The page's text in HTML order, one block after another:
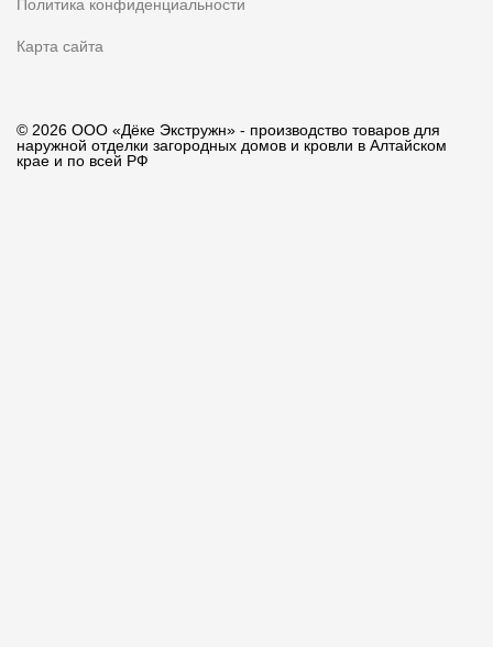
Политика конфиденциальности
Карта сайта
© 2026 ООО «Дёке Экстружн» - производство товаров для
наружной отделки загородных домов и кровли в Алтайском
крае и по всей РФ